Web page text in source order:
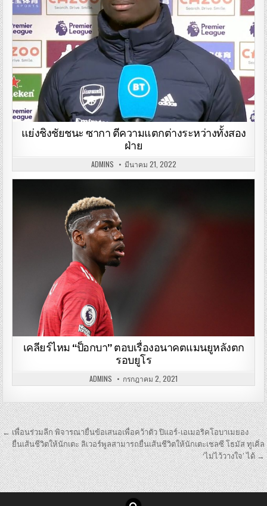
แย่งชิงชัยชนะ ซากา ตีความแตกต่างระหว่างทั้งสอง
ฝ่าย
ADMINS มีนาคม 21, 2022
เคลียร์ไหม “ป็อกบา” ตอบเรื่องอนาคตแมนยูหลังตก
รอบยูโร
ADMINS กรกฎาคม 2, 2021
เมนู
นำทาง
เรื่อง
← เพื่อนร่วมลีก พิจารณายื่นข้อเสนอเพื่อคว้าตัว ปิแอร์-เอเมอริคโอบาเมยอง
ยื่นเส้นชีวิตให้นักเตะ ลิเวอร์พูลสามารถยื่นเส้นชีวิตให้นักเตะเชลซี โธมัส ทูเคิ่ล
‘ไม่ไว้วางใจ’ ได้ →